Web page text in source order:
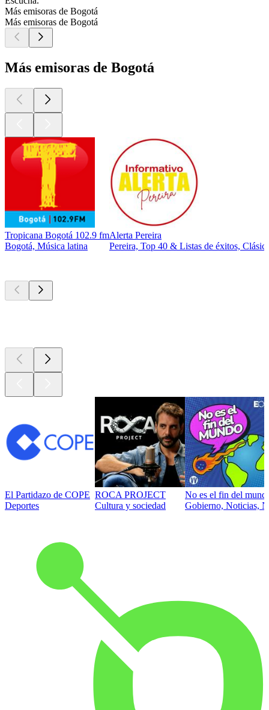
Más emisoras de Bogotá
Más emisoras de Bogotá
Más emisoras de Bogotá
Tropicana Bogotá 102.9 fm
Bogotá, Música latina
Alerta Pereira
Pereira, Top 40 & Listas de éxitos,
El Partidazo de COPE
Deportes
ROCA PROJECT
Cultura y sociedad
No es el fin del
Gobierno, Noticias,